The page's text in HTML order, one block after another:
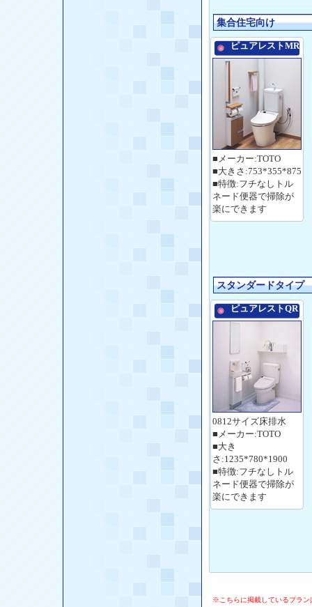
集合住宅向け
ピュアレストMR
■メーカー:TOTO
■大きさ:753*355*875
■特徴:フチなしトル
ネード便器で掃除が
楽にできます
スタンダードタイプ
ピュアレストQR
0812サイズ床排水
■メーカー:TOTO
■大き
さ:1235*780*1900
■特徴:フチなしトル
ネード便器で掃除が
楽にできます
※こちらに掲載しているプラン